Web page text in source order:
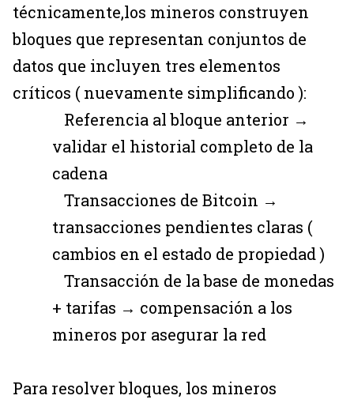
técnicamente,los mineros construyen
bloques que representan conjuntos de
datos que incluyen tres elementos
críticos ( nuevamente simplificando ):
Referencia al bloque anterior →
validar el historial completo de la
cadena
Transacciones de Bitcoin →
transacciones pendientes claras (
cambios en el estado de propiedad )
Transacción de la base de monedas
+ tarifas → compensación a los
mineros por asegurar la red
Para resolver bloques, los mineros